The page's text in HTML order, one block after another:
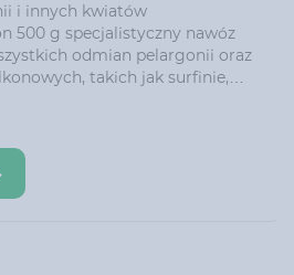
i innych kwiatów
500 g specjalistyczny nawóz
odmian pelargonii oraz
takich jak surfinie,
fuksje. Zawiera odpowiednie
odżywczych, które
obfite kwitnienie oraz
kwiatów i liści.